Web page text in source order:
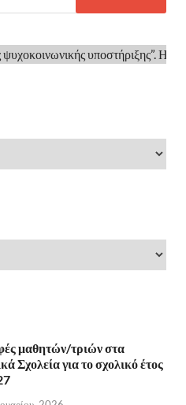
υποστήριξης”.
μαθητών/τριών στα
Σχολεία για το σχολικό έτος